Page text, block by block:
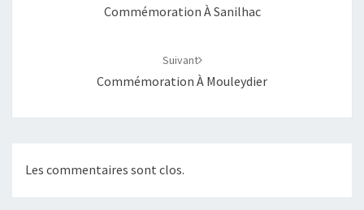
Commémoration À Sanilhac
Suivant
Commémoration À Mouleydier
Les commentaires sont clos.